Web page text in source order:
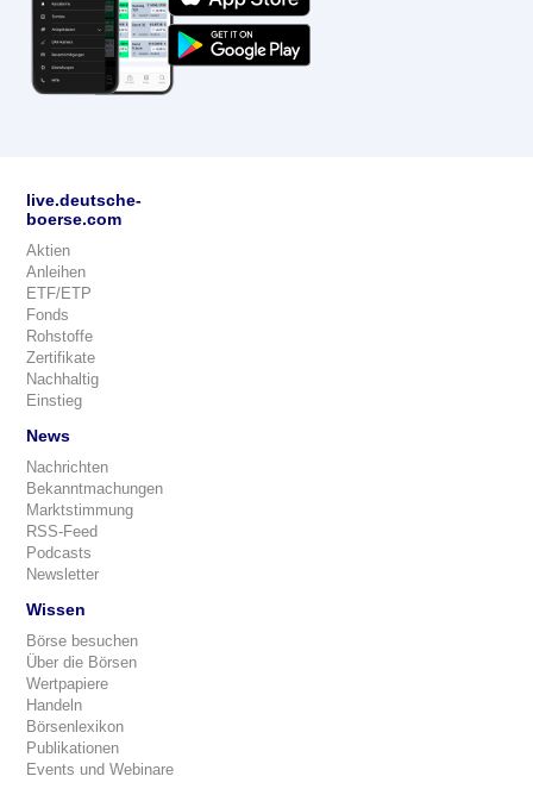
live.deutsche-
boerse.com
Aktien
Anleihen
ETF/ETP
Fonds
Rohstoffe
Zertifikate
Nachhaltig
Einstieg
News
Nachrichten
Bekanntmachungen
Marktstimmung
RSS-Feed
Podcasts
Newsletter
Wissen
Börse besuchen
Über die Börsen
Wertpapiere
Handeln
Börsenlexikon
Publikationen
Events und Webinare